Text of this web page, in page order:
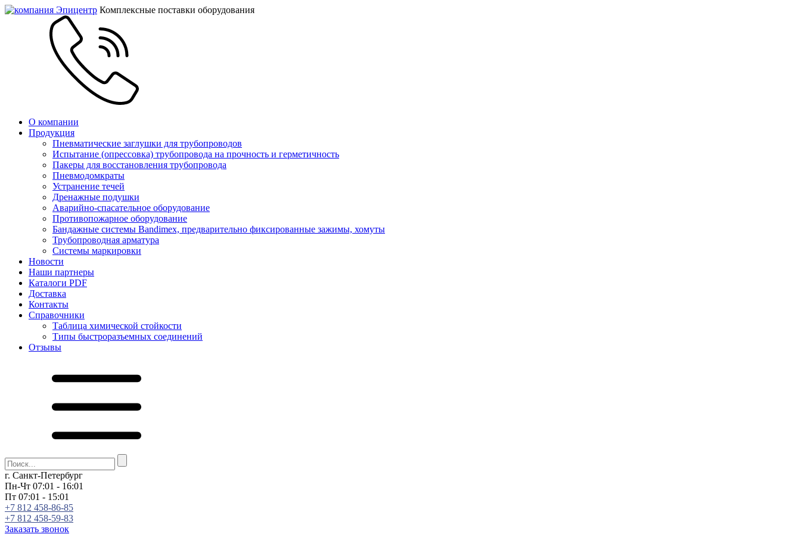
Комплексные поставки оборудования
О компании
Продукция
Пневматические заглушки для трубопроводов
Испытание (опрессовка) трубопровода на прочность и герметичность
Пакеры для восстановления трубопровода
Пневмодомкраты
Устранение течей
Дренажные подушки
Аварийно-спасательное оборудование
Противопожарное оборудование
Бандажные системы Bandimex, предварительно фиксированные зажимы, хомуты
Трубопроводная арматура
Системы маркировки
Новости
Наши партнеры
Каталоги PDF
Доставка
Контакты
Справочники
Таблица химической стойкости
Типы быстроразъемных соединений
Отзывы
г. Санкт-Петербург
Пн-Чт 07:01 - 16:01
Пт 07:01 - 15:01
+7 812 458-86-85
+7 812 458-59-83
Заказать звонок